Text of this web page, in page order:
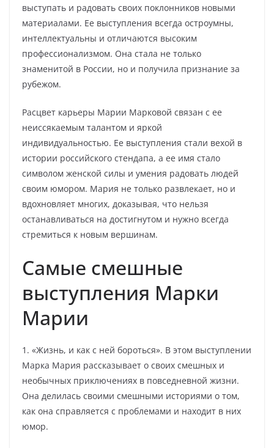
выступать и радовать своих поклонников новыми
материалами. Ее выступления всегда остроумны,
интеллектуальны и отличаются высоким
профессионализмом. Она стала не только
знаменитой в России, но и получила признание за
рубежом.
Расцвет карьеры Марии Марковой связан с ее
неиссякаемым талантом и яркой
индивидуальностью. Ее выступления стали вехой в
истории российского стендапа, а ее имя стало
символом женской силы и умения радовать людей
своим юмором. Мария не только развлекает, но и
вдохновляет многих, доказывая, что нельзя
останавливаться на достигнутом и нужно всегда
стремиться к новым вершинам.
Самые смешные
выступления Марки
Марии
1. «Жизнь, и как с ней бороться». В этом выступлении
Марка Мария рассказывает о своих смешных и
необычных приключениях в повседневной жизни.
Она делилась своими смешными историями о том,
как она справляется с проблемами и находит в них
юмор.